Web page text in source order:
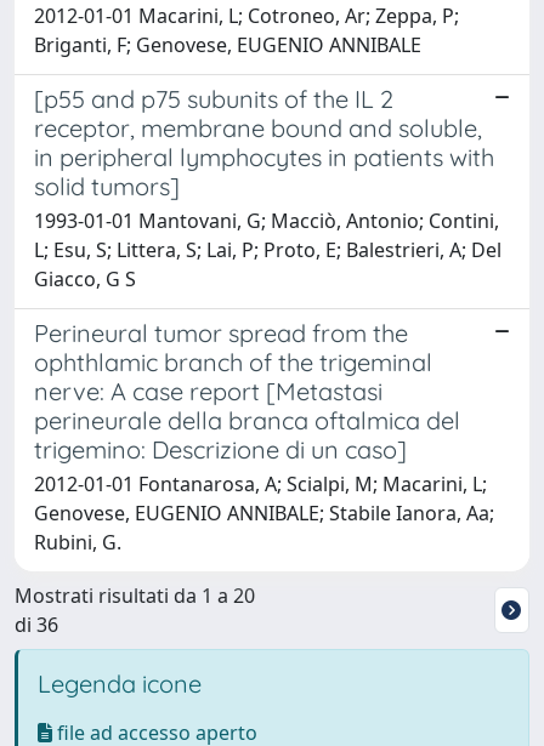
2012-01-01 Macarini, L; Cotroneo, Ar; Zeppa, P;
Briganti, F; Genovese, EUGENIO ANNIBALE
[p55 and p75 subunits of the IL 2
receptor, membrane bound and soluble,
in peripheral lymphocytes in patients with
solid tumors]
1993-01-01 Mantovani, G; Macciò, Antonio; Contini,
L; Esu, S; Littera, S; Lai, P; Proto, E; Balestrieri, A; Del
Giacco, G S
Perineural tumor spread from the
ophthlamic branch of the trigeminal
nerve: A case report [Metastasi
perineurale della branca oftalmica del
trigemino: Descrizione di un caso]
2012-01-01 Fontanarosa, A; Scialpi, M; Macarini, L;
Genovese, EUGENIO ANNIBALE; Stabile Ianora, Aa;
Rubini, G.
Mostrati risultati da 1 a 20
di 36
Legenda icone
file ad accesso aperto